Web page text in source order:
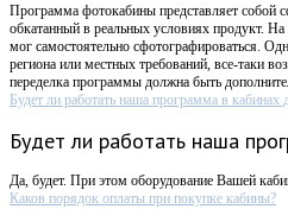
Программа фотокабины представляет собой
обкатанный в реальных условиях продукт.
мог самостоятельно сфотографироваться.
региона или местных требований, все-таки
переделка программы должна быть
Будет ли работать наша программа в кабинах
Будет ли работать наша
Да, будет. При этом оборудование Вашей
Каков порядок оплаты при покупке кабины?